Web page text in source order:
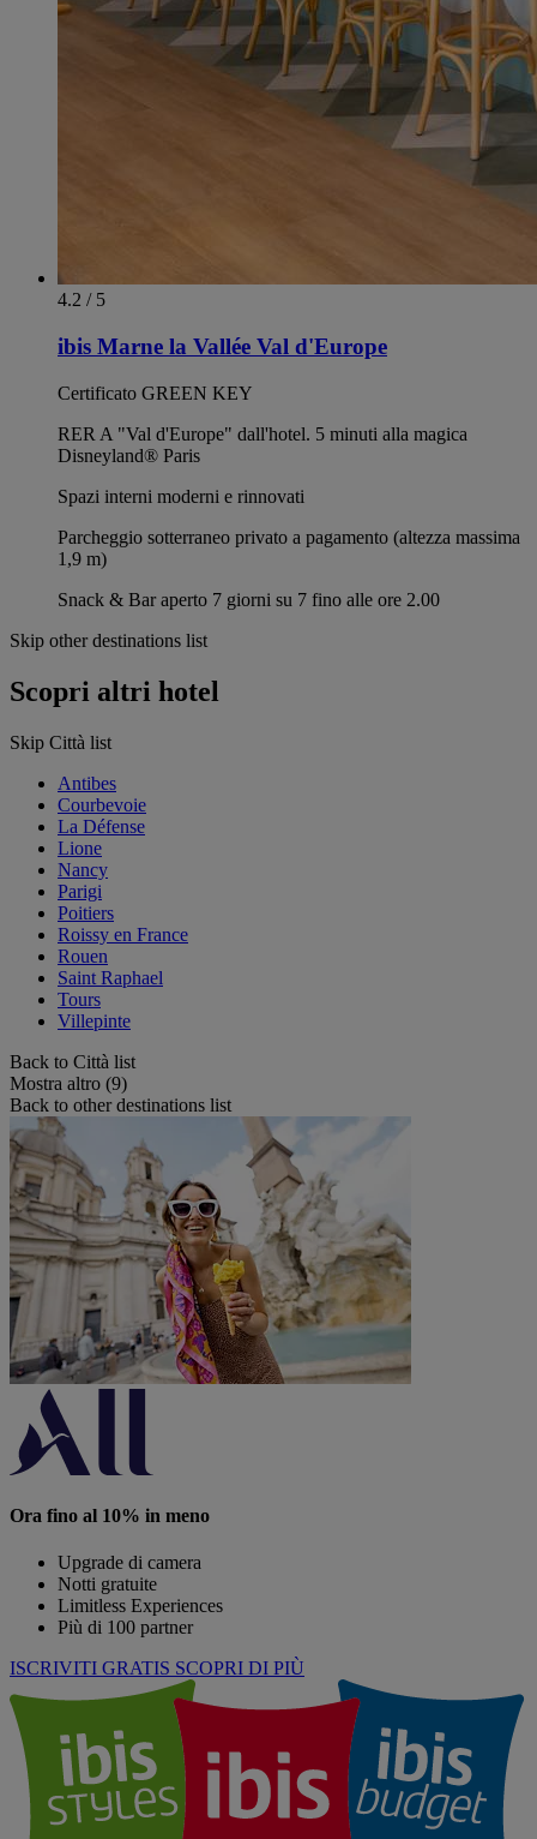
4.2 / 5
ibis Marne la Vallée Val d'Europe
Certificato GREEN KEY
RER A "Val d'Europe" dall'hotel. 5 minuti alla magica
Disneyland® Paris
Spazi interni moderni e rinnovati
Parcheggio sotterraneo privato a pagamento (altezza massima
1,9 m)
Snack & Bar aperto 7 giorni su 7 fino alle ore 2.00
Skip other destinations list
Scopri altri hotel
Skip Città list
Antibes
Courbevoie
La Défense
Lione
Nancy
Parigi
Poitiers
Roissy en France
Rouen
Saint Raphael
Tours
Villepinte
Back to Città list
Mostra altro (9)
Back to other destinations list
Ora fino al 10% in meno
Upgrade di camera
Notti gratuite
Limitless Experiences
Più di 100 partner
ISCRIVITI GRATIS SCOPRI DI PIÙ